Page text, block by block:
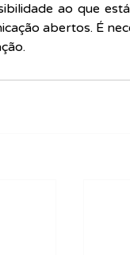
ao que
abertos. É